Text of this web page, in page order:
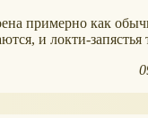
примерно как
и локти-запястья